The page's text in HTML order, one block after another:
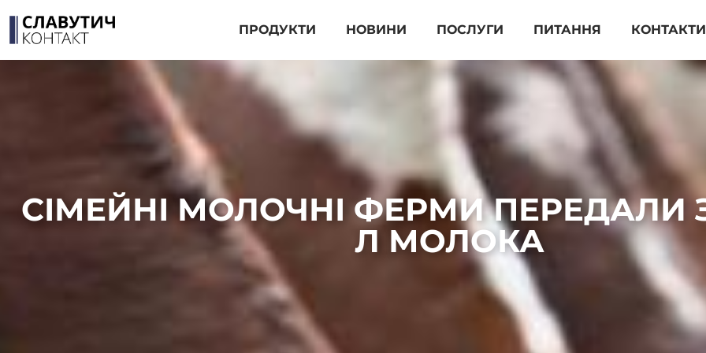
ПРОДУКТИ НОВИНИ ПОСЛУГИ ПИТАННЯ КОНТАКТИ
СІМЕЙНІ МОЛОЧНІ ФЕРМИ ПЕРЕДАЛИ
Л МОЛОКА